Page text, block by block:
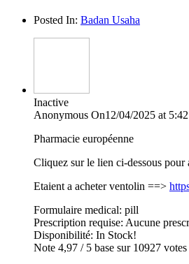
Posted In: Badan Usaha
Inactive
Anonymous On12/04/2025 at
Pharmacie européenne
Cliquez sur le lien ci-dessous pour
Etaient a acheter ventolin ==>
Formulaire medical: pill
Prescription requise: Aucune
Disponibilité: In Stock!
Note 4,97 / 5 base sur 10927 votes